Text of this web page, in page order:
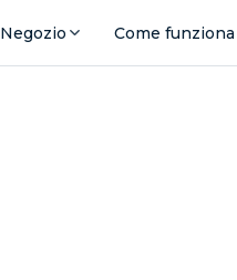
Negozio Come funziona